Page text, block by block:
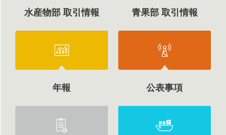
水産物部 取引情報 青果部 取引情報
年報 公表事項